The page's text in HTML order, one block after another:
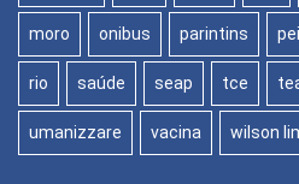
moro onibus parintins
rio saúde seap tce
umanizzare vacina wilson